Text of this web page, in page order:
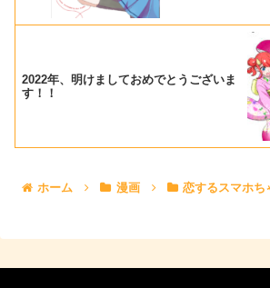
2022年、明けましておめでとうございま
す！！
ホーム 漫画 恋するスマホち